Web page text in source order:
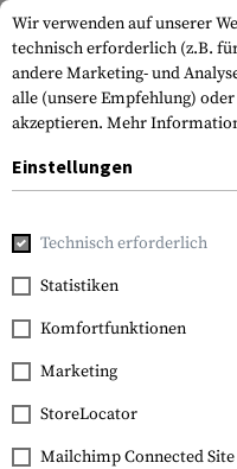
Volle
Wir verwenden auf unserer
technisch erforderlich (z.B.
andere Marketing- und
alle (unsere Empfehlung)
akzeptieren. Mehr
Einstellungen
Technisch erforderlich
Statistiken
Komfortfunktionen
Marketing
StoreLocator
Mailchimp Connected Site